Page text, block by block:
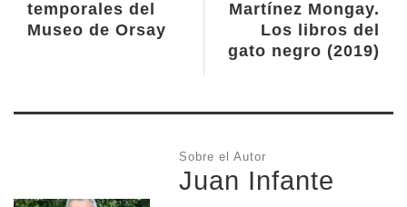
Martínez Mongay.
Los libros del
gato negro (2019)
temporales del
Museo de Orsay
Sobre el Autor
Juan Infante